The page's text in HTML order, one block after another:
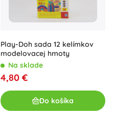
Play-Doh sada 12 kelímkov
modelovacej hmoty
Na sklade
4,80 €
Do košíka